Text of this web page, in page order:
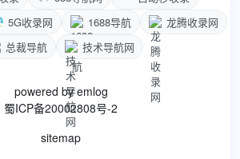
5G收录网 1688导航
龙腾收录网
总裁导航
技术导航网
powered byemlog
蜀ICP备20002808号-2
sitemap